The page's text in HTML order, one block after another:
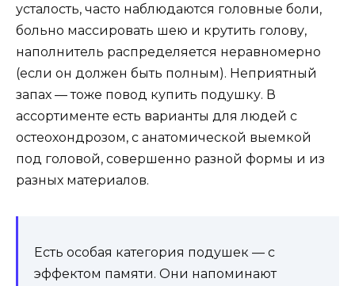
усталость, часто наблюдаются головные боли,
больно массировать шею и крутить голову,
наполнитель распределяется неравномерно
(если он должен быть полным). Неприятный
запах — тоже повод купить подушку. В
ассортименте есть варианты для людей с
остеохондрозом, с анатомической выемкой
под головой, совершенно разной формы и из
разных материалов.
Есть особая категория подушек — с
эффектом памяти. Они напоминают